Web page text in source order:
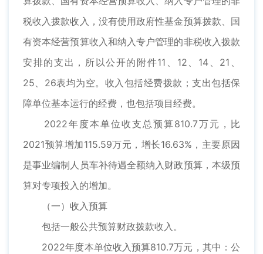
税收入拨款收入，没有使用政府性基金预算拨款、国
有资本经营预算收入和纳入专户管理的非税收入拨款
安排的支出，所以公开的附件11、12、14、21、
25、26表均为空。收入包括经费拨款；支出包括保
障单位基本运行的经费，也包括项目经费。
2022年度本单位收支总预算810.7万元，比
2021预算增加115.59万元，增长16.63%，主要原因
是事业编制人员车补待遇全额纳入财政预算，本级预
算对专项投入的增加。
（一）收入预算
包括一般公共预算财政拨款收入。
2022年度本单位收入预算810.7万元，其中：公